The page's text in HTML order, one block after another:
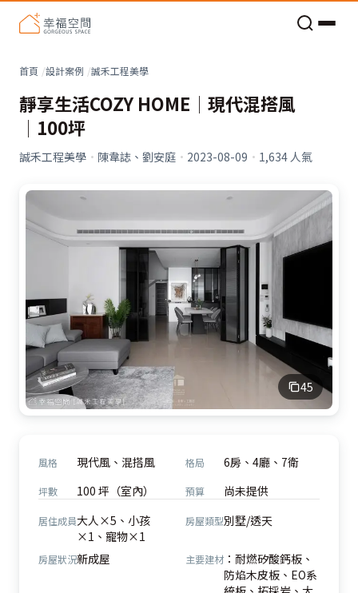
首頁 設計案例 誠禾工程美學
靜享生活COZY HOME│現代混搭風
│100坪
誠禾工程美學 · 陳韋誌、劉安庭 · 2023-08-09 · 1,634人氣
45
風格 現代風、混搭風 格局 6房、4廳、7衛
坪數 100 坪（室內） 預算 尚未提供
居住成員大人×5、小孩
×1、寵物×1
房屋類型別墅/透天
房屋狀況新成屋 主要建材 ：耐燃矽酸鈣板、
防焰木皮板、EO系